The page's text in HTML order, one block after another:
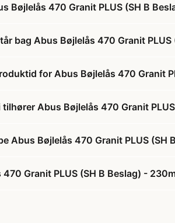
Bøjlelås 470 Granit PLUS (SH B
bag Abus Bøjlelås 470 Granit PLUS
for Abus Bøjlelås 470 Granit
Abus Bøjlelås 470 Granit
Abus Bøjlelås 470 Granit PLUS (SH
470 Granit PLUS (SH B Beslag) -